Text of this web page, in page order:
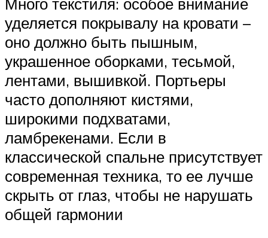
уделяется покрывалу на кровати –
оно должно быть пышным,
украшенное оборками, тесьмой,
лентами, вышивкой. Портьеры
часто дополняют кистями,
широкими подхватами,
ламбрекенами. Если в
классической спальне присутствует
современная техника, то ее лучше
скрыть от глаз, чтобы не нарушать
общей гармонии